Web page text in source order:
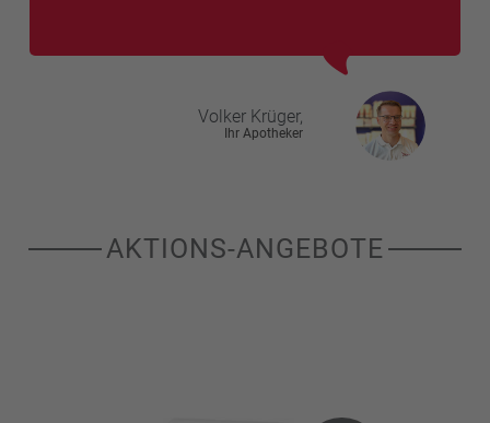
Volker Krüger,
Ihr Apotheker
AKTIONS-ANGEBOTE